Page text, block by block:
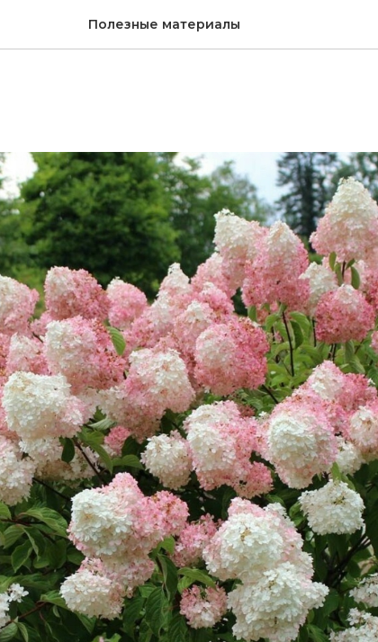
Полезные материалы